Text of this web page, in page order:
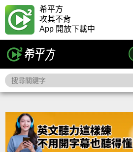
希平方
攻其不背
App 開放下載中